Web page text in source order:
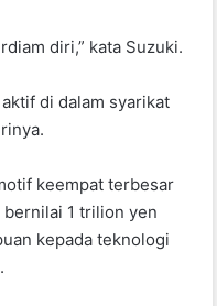
diri,” kata Suzuki.
di dalam syarikat
keempat terbesar
1 trilion yen
kepada teknologi